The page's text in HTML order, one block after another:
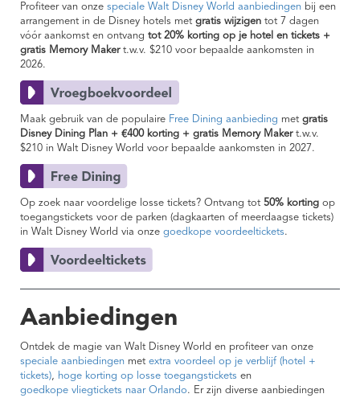
Profiteer van onze speciale Walt Disney World aanbiedingen bij een
arrangement in de Disney hotels met gratis wijzigen tot 7 dagen
vóór aankomst en ontvang tot 20% korting op je hotel en tickets +
gratis Memory Maker t.w.v. $210 voor bepaalde aankomsten in
2026.
Maak gebruik van de populaire Free Dining aanbieding met gratis
Disney Dining Plan + €400 korting + gratis Memory Makert.w.v.
$210 in Walt Disney World voor bepaalde aankomsten in 2027.
Op zoek naar voordelige losse tickets? Ontvang tot 50% korting op
toegangstickets voor de parken (dagkaarten of meerdaagse tickets)
in Walt Disney World via onze goedkope voordeeltickets.
Aanbiedingen
Ontdek de magie van Walt Disney World en profiteer van onze
speciale aanbiedingen met extra voordeel op je verblijf (hotel +
tickets), hoge korting op losse toegangstickets en
goedkope vliegtickets naar Orlando. Er zijn diverse aanbiedingen